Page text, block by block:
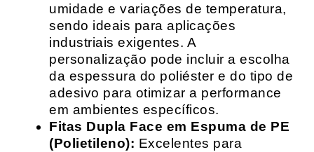
umidade e variações de temperatura,
sendo ideais para aplicações
industriais exigentes. A
personalização pode incluir a escolha
da espessura do poliéster e do tipo de
adesivo para otimizar a performance
em ambientes específicos.
Fitas Dupla Face em Espuma de PE
(Polietileno): Excelentes para